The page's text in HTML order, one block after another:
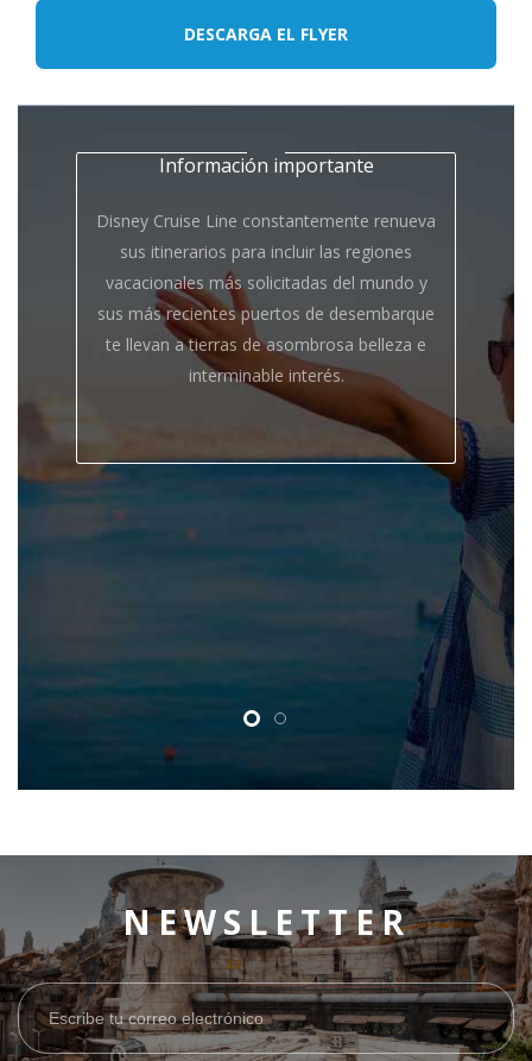
DESCARGA EL FLYER
Información importante
Disney Cruise Line constantemente renueva
sus itinerarios para incluir las regiones
vacacionales más solicitadas del mundo y
sus más recientes puertos de desembarque
te llevan a tierras de asombrosa belleza e
interminable interés.
NEWSLETTER